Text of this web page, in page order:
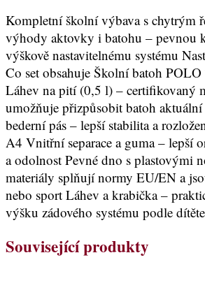
Kompletní školní výbava s chytrým
výhody aktovky i batohu – pevnou
výškově nastavitelnému systému
Co set obsahuje Školní batoh
Láhev na pití (0,5 l) – certifikovaný
umožňuje přizpůsobit batoh
bederní pás – lepší stabilita a
A4 Vnitřní separace a guma – lepší
a odolnost Pevné dno s plastovými
materiály splňují normy EU/EN a
nebo sport Láhev a krabička –
výšku zádového systému podle
Související produkty